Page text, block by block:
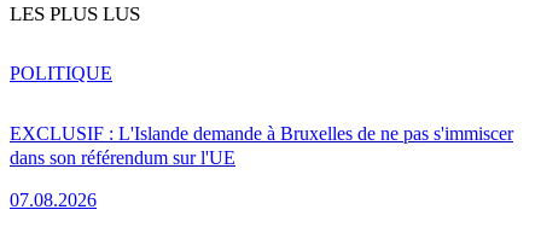
LES PLUS LUS
EXCLUSIF : L'Islande demande à Bruxelles de ne pas s'immiscer
dans son référendum sur l'UE
07.08.2026
POLITIQUE